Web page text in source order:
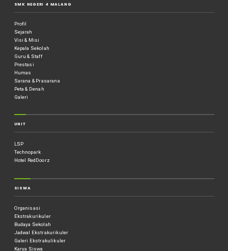
SMK NEGERI 4 MALANG
Profil
Sejarah
Visi & Misi
Kepala Sekolah
Guru & Staff
Prestasi
Humas
Sarana & Prasarana
Peta & Denah
Galeri
UNIT
LSP
Technopark
Hotel RedDoorz
SISWA
Organisasi
Ekstrakurikuler
Budaya Sekolah
Jadwal Ekstrakurikuler
Galeri Ekstrakulikuler
Karya Siswa